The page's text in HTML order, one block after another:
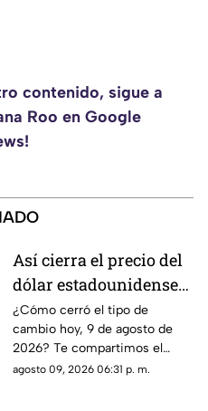
contenido, sigue a
Roo en Google
Así cierra el precio del
dólar estadounidense
HOY, domingo 9 de
agosto de 2026, en
Cancún
¿Cómo cerró el tipo de
cambio hoy, 9 de agosto de
2026? Te compartimos el
precio del dólar al cierre de
agosto 09, 2026 06:31 p. m.